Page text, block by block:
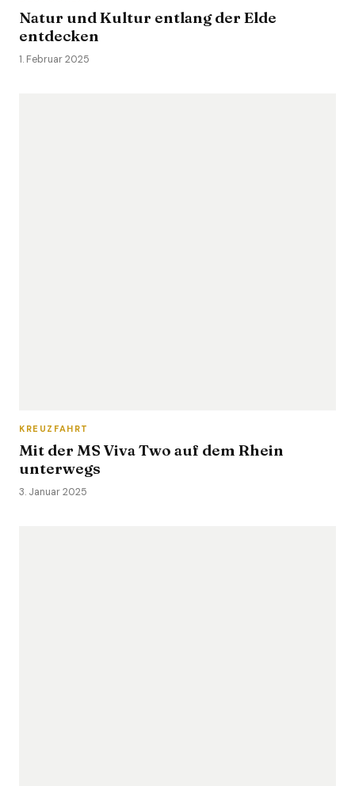
Natur und Kultur entlang der Elde
entdecken
1. Februar 2025
KREUZFAHRT
Mit der MS Viva Two auf dem Rhein
unterwegs
3. Januar 2025